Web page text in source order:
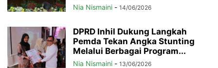
Nia Nismaini - 14/06/2026
DPRD Inhil Dukung Langkah
Pemda Tekan Angka Stunting
Melalui Berbagai Program...
Nia Nismaini - 13/06/2026